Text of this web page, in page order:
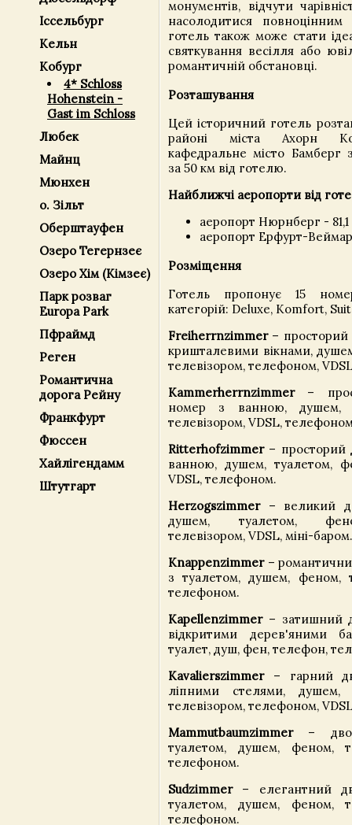
Іссельбург
Кельн
Кобург
4* Schloss
Hohenstein -
Gast im Schloss
Любек
Майнц
Мюнхен
о. Зільт
Оберштауфен
Озеро Тегернзеє
Озеро Хім (Кімзеє)
Парк розваг
Europa Park
Пфраймд
Реген
Романтична
дорога Рейну
Франкфурт
Фюссен
Хайлігендамм
Штутгарт
монументів, відчути
насолодитися
готель також може стати
святкування весілля або
романтичній обстановці.
Розташування
Цей історичний готель
районі міста Ахорн
кафедральне місто Бамберг
за 50 км від готелю.
Найближчі аеропорти від
аеропорт Нюрнберг -
аеропорт Ерфурт-
Розміщення
Готель пропонує 15
категорій: Deluxe, Komfort,
Freiherrnzimmer– просторий
кришталевими вікнами,
телевізором, телефоном,
Kammerherrnzimmer–
номер з ванною, душем,
телевізором, VDSL,
Ritterhofzimmer– просторий
ванною, душем, туалетом,
VDSL, телефоном.
Herzogszimmer– великий
душем, туалетом,
телевізором, VDSL, міні-баром.
Knappenzimmer–
з туалетом, душем, феном,
телефоном.
Kapellenzimmer– затишний
відкритими дерев'яними
туалет, душ, фен, телефон,
Kavalierszimmer– гарний
ліпними стелями, душем,
телевізором, телефоном,
Mammutbaumzimmer–
туалетом, душем, феном,
телефоном.
Sudzimmer– елегантний
туалетом, душем, феном,
телефоном.